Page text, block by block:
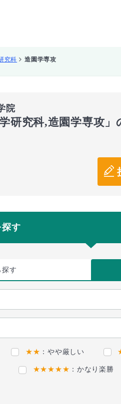
究科 造園学専攻
院
研究科,造園学専攻」
す
探す
★★ ：やや厳しい
★★★★★ ：かなり楽勝